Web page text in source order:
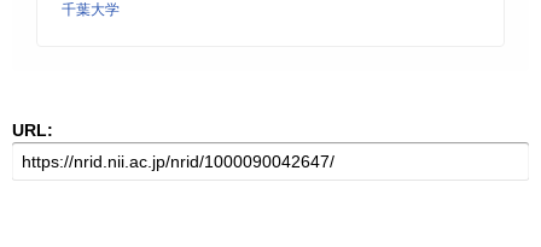
千葉大学
URL: